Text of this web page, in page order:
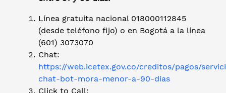
Línea gratuita nacional 018000112845
(desde teléfono fijo) o en Bogotá a la línea
(601) 3073070
Chat:
https://web.icetex.gov.co/creditos/pagos/
chat-bot-mora-menor-a-90-dias
Click to Call: